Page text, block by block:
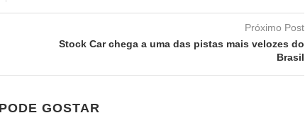
Próximo Post
Stock Car chega a uma das pistas mais velozes do
Brasil
GOSTAR